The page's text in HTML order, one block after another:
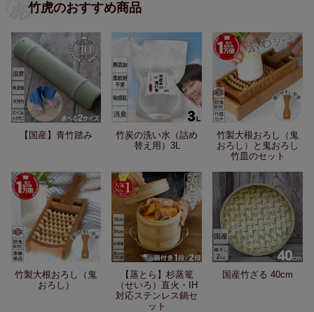
竹虎のおすすめ商品
【国産】青竹踏み
竹炭の洗い水（詰め
替え用）3L
竹製大根おろし（鬼
おろし）と鬼おろし
竹皿のセット
竹製大根おろし（鬼
おろし）
【蒸とら】杉蒸篭
（せいろ）直火・IH
対応ステンレス鍋セ
ット
国産竹ざる 40cm